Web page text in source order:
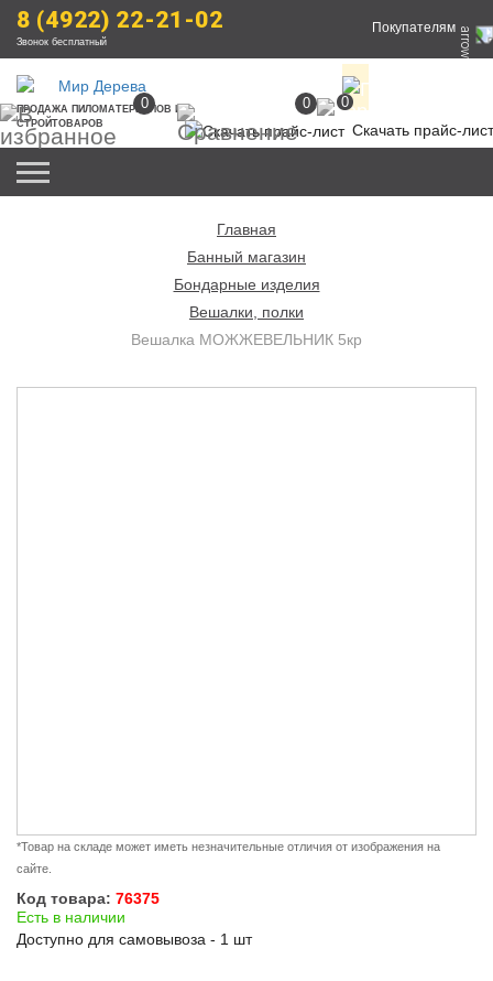
8 (4922) 22-21-02
Звонок бесплатный
Покупателям
ПРОДАЖА ПИЛОМАТЕРИАЛОВ И
СТРОЙТОВАРОВ
Скачать прайс-лист
0 0 0
Главная
Банный магазин
Бондарные изделия
Вешалки, полки
Вешалка МОЖЖЕВЕЛЬНИК 5кр
*Товар на складе может иметь незначительные отличия от изображения на
сайте.
Код товара: 76375
Есть в наличии
Доступно для самовывоза - 1 шт